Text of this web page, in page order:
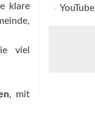
klare
viel
, mit
YouTube